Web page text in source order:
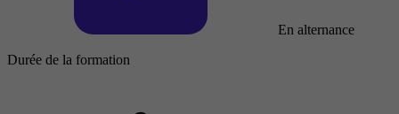
En alternance
Durée de la formation